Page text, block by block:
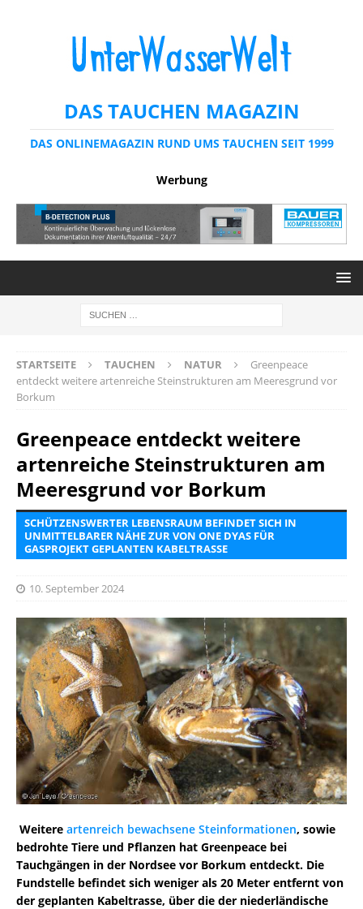
DAS TAUCHEN MAGAZIN
DAS ONLINEMAGAZIN RUND UMS TAUCHEN SEIT 1999
Werbung
STARTSEITE TAUCHEN NATUR
Greenpeace
entdeckt weitere artenreiche Steinstrukturen am Meeresgrund vor
Borkum
Greenpeace entdeckt weitere
artenreiche Steinstrukturen am
Meeresgrund vor Borkum
SCHÜTZENSWERTER LEBENSRAUM BEFINDET SICH IN
UNMITTELBARER NÄHE ZUR VON ONE DYAS FÜR
GASPROJEKT GEPLANTEN KABELTRASSE
10. September 2024
Weitere artenreich bewachsene Steinformationen, sowie
bedrohte Tiere und Pflanzen hat Greenpeace bei
Tauchgängen in der Nordsee vor Borkum entdeckt. Die
Fundstelle befindet sich weniger als 20 Meter entfernt von
der geplanten Kabeltrasse, über die der niederländische